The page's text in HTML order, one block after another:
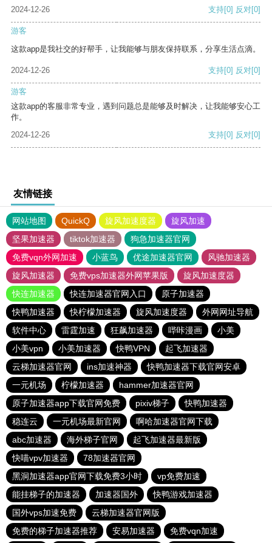
2024-12-26 支持[0] 反对[0]
游客
这款app是我社交的好帮手，让我能够与朋友保持联系，分享生活点滴。
2024-12-26 支持[0] 反对[0]
游客
这款app的客服非常专业，遇到问题总是能够及时解决，让我能够安心工
作。
2024-12-26
支持[0] 反对[0]
友情链接
网站地图 QuickQ 旋风加速度器
旋风加速
坚果加速器
tiktok加速器
狗急加速器官网
免费vqn外网加速
小蓝鸟 优途加速器官网
风驰加速器
旋风加速器
免费vps加速器外网苹果版
旋风加速度器
快连加速器
快连加速器官网入口
原子加速器
快鸭加速器
快柠檬加速器 旋风加速度器
外网网址导航
软件中心
雷霆加速 狂飙加速器 哔咔漫画
小美
小美vpn
小美加速器 快鸭VPN
起飞加速器
云梯加速器官网
ins加速神器
快鸭加速器下载官网安卓
一元机场
柠檬加速器
hammer加速器官网
原子加速器app下载官网免费
pixiv梯子
快鸭加速器
稳连云
一元机场最新官网
啊哈加速器官网下载
abc加速器
海外梯子官网
起飞加速器最新版
快喵vpv加速器
78加速器官网
黑洞加速器app官网下载免费3小时
vp免费加速
能挂梯子的加速器
加速器国外
快鸭游戏加速器
国外vps加速免费
云梯加速器官网版
免费的梯子加速器推荐
安易加速器 免费vqn加速